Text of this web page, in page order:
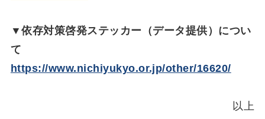
▼依存対策啓発ステッカー（データ提供）につい
て
https://www.nichiyukyo.or.jp/other/16620/
以上